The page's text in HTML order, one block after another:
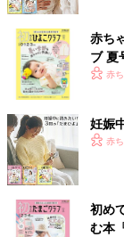
赤ち
ブ 夏
く！
赤
妊娠
赤
初め
む本